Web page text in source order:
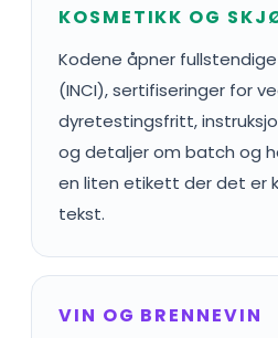
KOSMETIKK OG
Kodene åpner
(INCI), sertifiseringer for
dyretestingsfritt,
og detaljer om batch og
en liten etikett der det er
tekst.
VIN OG BRENNEVIN